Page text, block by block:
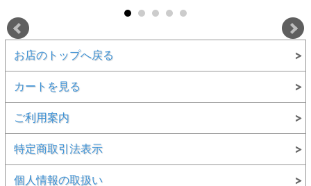
お店のトップへ戻る
カートを見る
ご利用案内
特定商取引法表示
個人情報の取扱い